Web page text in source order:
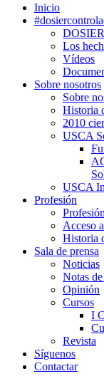
Inicio
Los
Vídeos
Sobre nosotros
Sobre
Historia
2010
USCA
USCA
Profesión
Profesión
Acceso
Historia
Sala de prensa
Noticias
Notas de
Opinión
Cursos
I
Revista
Síguenos
Contactar